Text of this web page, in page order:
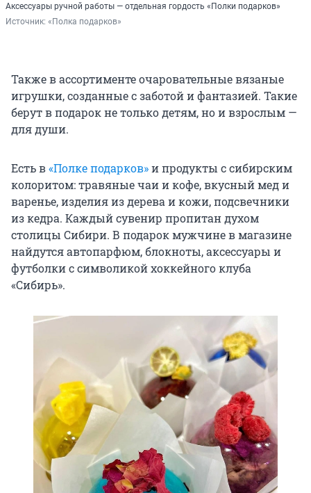
Аксессуары ручной работы — отдельная гордость «Полки подарков»
Источник: «Полка подарков»
Также в ассортименте очаровательные вязаные
игрушки, созданные с заботой и фантазией. Такие
берут в подарок не только детям, но и взрослым —
для души.
Есть в«Полке подарков»и продукты с сибирским
колоритом: травяные чаи и кофе, вкусный мед и
варенье, изделия из дерева и кожи, подсвечники
из кедра. Каждый сувенир пропитан духом
столицы Сибири. В подарок мужчине в магазине
найдутся автопарфюм, блокноты, аксессуары и
футболки с символикой хоккейного клуба
«Сибирь».